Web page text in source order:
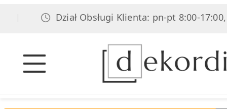
Dział Obsługi Klienta: pn-pt 8:00-17:00, sob